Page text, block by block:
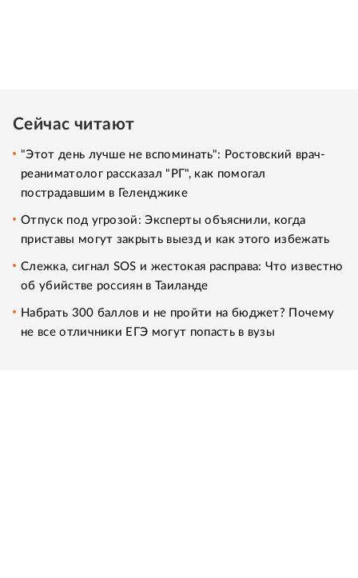
Сейчас читают
"Этот день лучше не вспоминать": Ростовский врач-
реаниматолог рассказал "РГ", как помогал
пострадавшим в Геленджике
Отпуск под угрозой: Эксперты объяснили, когда
приставы могут закрыть выезд и как этого избежать
Слежка, сигнал SOS и жестокая расправа: Что известно
об убийстве россиян в Таиланде
Набрать 300 баллов и не пройти на бюджет? Почему
не все отличники ЕГЭ могут попасть в вузы